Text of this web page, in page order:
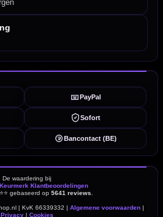
PayPal
Sofort
Bancontact (BE)
De waardering bij
Klantbeoordelingen
gebaseerd op 5641 reviews
| KvK 66339332 | Algemene voorwaarden |
Privacy| Cookies